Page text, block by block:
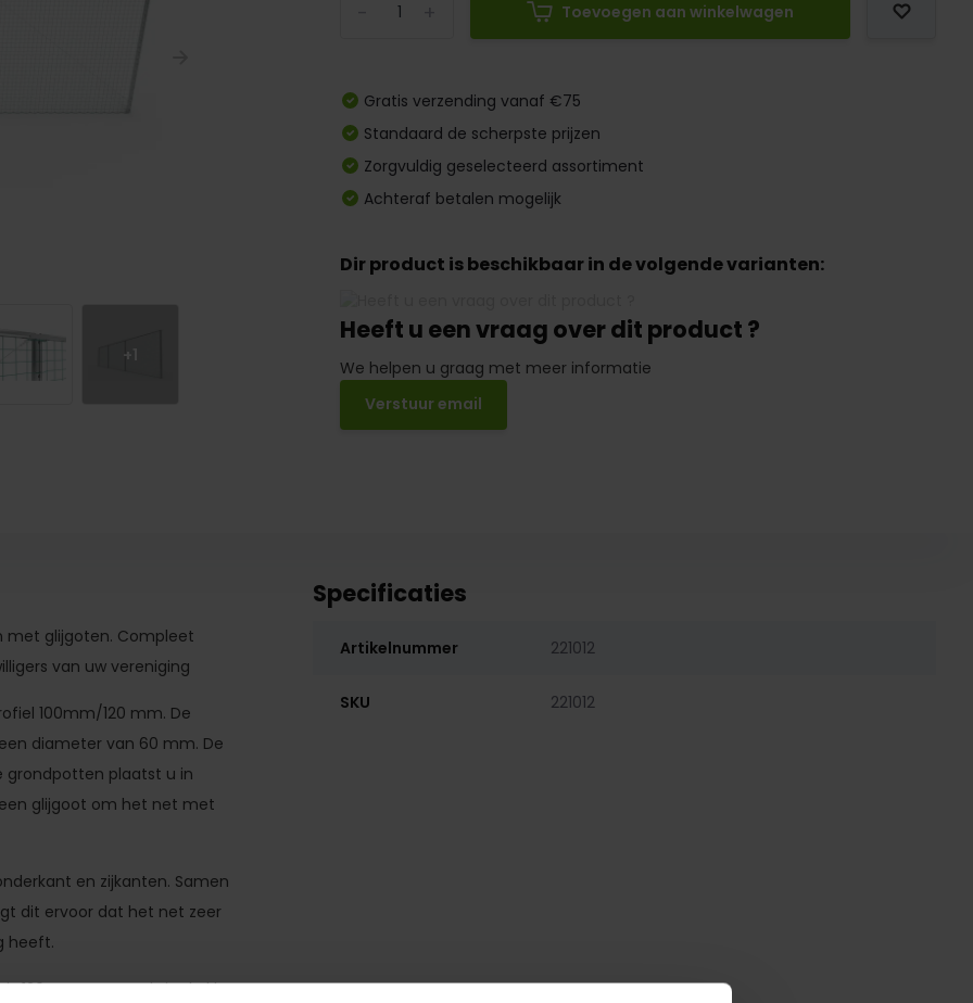
+1
Toevoegen aan winkelwagen
Gratis verzending vanaf €75
Standaard de scherpste prijzen
Zorgvuldig geselecteerd assortiment
Achteraf betalen mogelijk
Dir product is beschikbaar in de volgende varianten:
Heeft u een vraag over dit product ?
We helpen u graag met meer informatie
Verstuur email
met glijgoten. Compleet
van uw vereniging
100mm/120 mm. De
diameter van 60 mm. De
grondpotten plaatst u in
glijgoot om het net met
en zijkanten. Samen
dit ervoor dat het net zeer
heeft.
120 mm. Het net is in de kleur
Specificaties
Artikelnummer 221012
SKU 221012